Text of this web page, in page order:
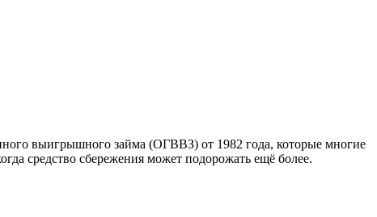
выигрышного займа (ОГВВЗ) от 1982 года, которые многие
средство сбережения может подорожать ещё более.